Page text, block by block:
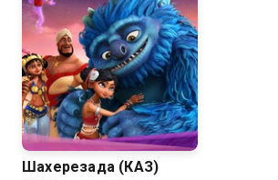
Шахерезада (КАЗ)